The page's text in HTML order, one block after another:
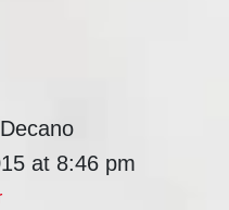
at 8:46 pm